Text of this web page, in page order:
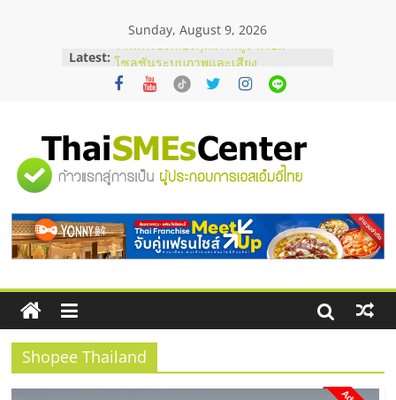
Sunday, August 9, 2026
Latest: ร้านเครื่องเสียงคุณภาพสูง พร้อม
โซลูชันระบบภาพและเสียง
บริษัท Cybersecurity ในไทยที่ไหนดี?
อยากหาเงินทุน เพิ่มสภาพคล่องให้ธุรกิจ
เริ่มยังไงให้ผ่านฉลุย
สัมมนาออนไลน์ โอกาสบริหารสถานี
สัมมนาลงทุน แฟรนไชส์ยอนนี่
ThaiFranchise Meet Up จับคู่แฟรน
ไชส์ ครั้งที่ 8
"ศูนย์
รวม
ข้อมูล
ธุรกิจ
SME
Shopee Thailand